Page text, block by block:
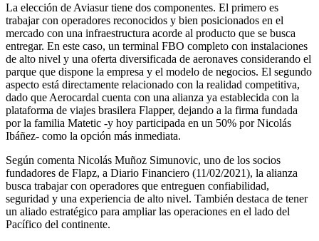
La elección de Aviasur tiene dos componentes. El primero es
trabajar con operadores reconocidos y bien posicionados en el
mercado con una infraestructura acorde al producto que se busca
entregar. En este caso, un terminal FBO completo con instalaciones
de alto nivel y una oferta diversificada de aeronaves considerando el
parque que dispone la empresa y el modelo de negocios. El segundo
aspecto está directamente relacionado con la realidad competitiva,
dado que Aerocardal cuenta con una alianza ya establecida con la
plataforma de viajes brasilera Flapper, dejando a la firma fundada
por la familia Matetic -y hoy participada en un 50% por Nicolás
Ibáñez- como la opción más inmediata.
Según comenta Nicolás Muñoz Simunovic, uno de los socios
fundadores de Flapz, a Diario Financiero (11/02/2021), la alianza
busca trabajar con operadores que entreguen confiabilidad,
seguridad y una experiencia de alto nivel. También destaca de tener
un aliado estratégico para ampliar las operaciones en el lado del
Pacífico del continente.